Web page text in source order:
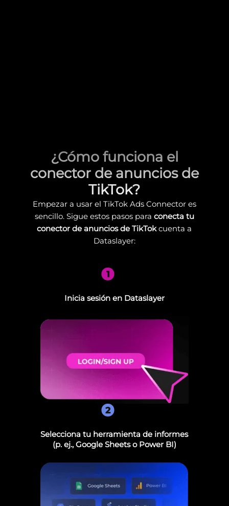
¿Cómo funciona el
conector de anuncios de
TikTok?
Empezar a usar el TikTok Ads Connector es
sencillo. Sigue estos pasos para conecta tu
conector de anuncios de TikTokcuenta a
Dataslayer:
1
Inicia sesión en Dataslayer
Selecciona tu herramienta de informes
(p. ej., Google Sheets o Power BI)
2